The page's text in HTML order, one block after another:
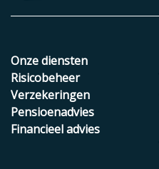
Onze diensten
Risicobeheer
Verzekeringen
Pensioenadvies
Financieel advies